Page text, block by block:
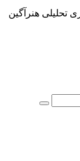
تحلیلی هنرآگین